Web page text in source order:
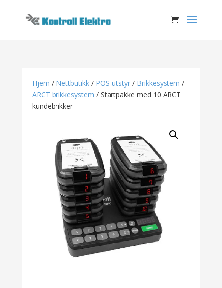
Hjem / Nettbutikk/ POS-utstyr/ Brikkesystem /
ARCT brikkesystem / Startpakke med 10 ARCT
kundebrikker